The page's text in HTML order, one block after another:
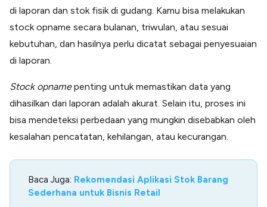
di laporan dan stok fisik di gudang. Kamu bisa melakukan
stock opname secara bulanan, triwulan, atau sesuai
kebutuhan, dan hasilnya perlu dicatat sebagai penyesuaian
di laporan.
Stock opnamepenting untuk memastikan data yang
dihasilkan dari laporan adalah akurat. Selain itu, proses ini
bisa mendeteksi perbedaan yang mungkin disebabkan oleh
kesalahan pencatatan, kehilangan, atau kecurangan.
Baca Juga: Rekomendasi Aplikasi Stok Barang
Sederhana untuk Bisnis Retail